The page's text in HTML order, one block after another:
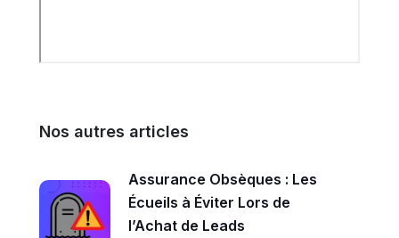
Nos autres articles
Assurance Obsèques : Les
Écueils à Éviter Lors de
l’Achat de Leads